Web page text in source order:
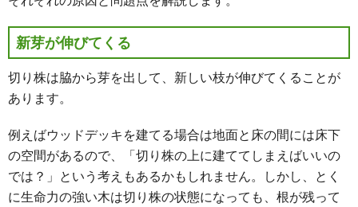
新芽が伸びてくる
切り株は脇から芽を出して、新しい枝が伸びてくることが
あります。
例えばウッドデッキを建てる場合は地面と床の間には床下
の空間があるので、「切り株の上に建ててしまえばいいの
では？」という考えもあるかもしれません。しかし、とく
に生命力の強い木は切り株の状態になっても、根が残って